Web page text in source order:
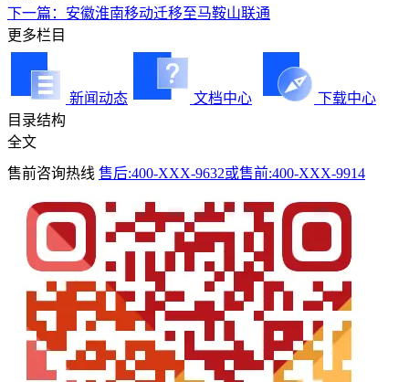
下一篇：安徽淮南移动迁移至马鞍山联通
更多栏目
新闻动态 文档中心
下载中心
目录结构
全文
售前咨询热线 售后:400-XXX-9632或售前:400-XXX-9914